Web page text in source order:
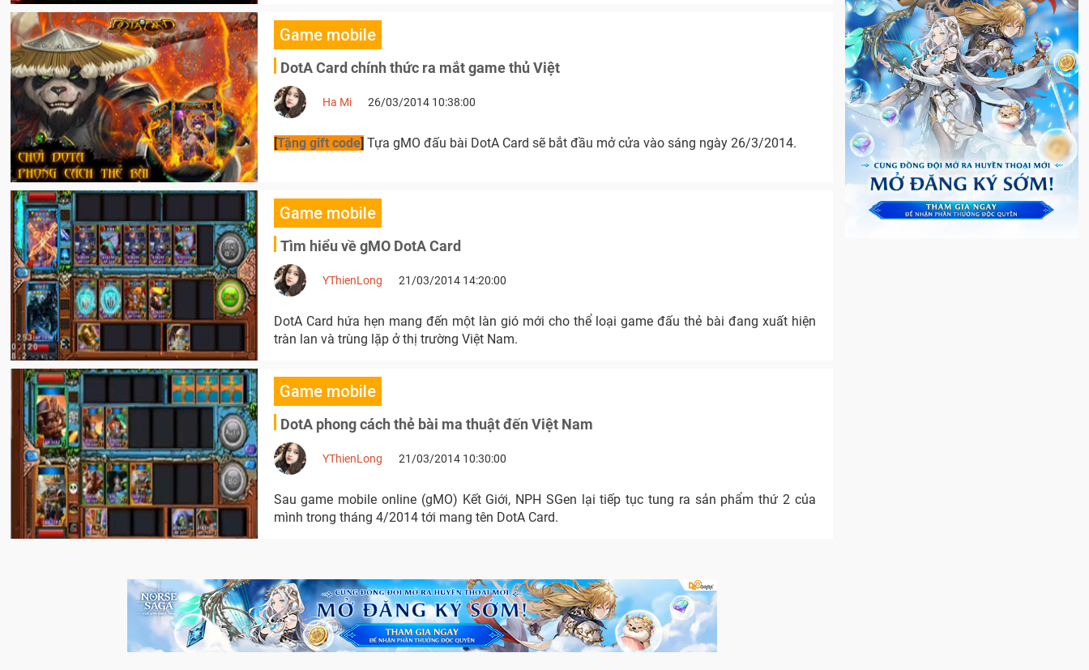
Game mobile
DotA Card chính thức ra mắt game thủ Việt
Ha Mi 26/03/2014 10:38:00
[Tặng gift code] Tựa gMO đấu bài DotA Card sẽ bắt đầu mở cửa vào sáng ngày 26/3/2014.
Game mobile
Tìm hiểu về gMO DotA Card
YThienLong 21/03/2014 14:20:00
DotA Card hứa hẹn mang đến một làn gió mới cho thể loại game đấu thẻ bài đang xuất hiện
tràn lan và trùng lặp ở thị trường Việt Nam.
Game mobile
DotA phong cách thẻ bài ma thuật đến Việt Nam
YThienLong 21/03/2014 10:30:00
Sau game mobile online (gMO) Kết Giới, NPH SGen lại tiếp tục tung ra sản phẩm thứ 2 của
mình trong tháng 4/2014 tới mang tên DotA Card.